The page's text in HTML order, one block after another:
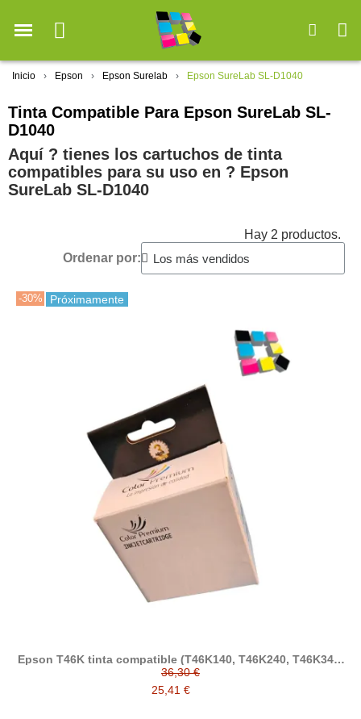
Inicio Epson Epson Surelab Epson SureLab SL-D1040
Tinta Compatible Para Epson SureLab SL-
D1040
Aquí ? tienes los cartuchos de tinta
compatibles para su uso en ?️ Epson
SureLab SL-D1040
Hay 2 productos.
Ordenar por:
-30% Próximamente
Epson T46K tinta compatible (T46K140, T46K240, T46K340,
T46K440, T46K540, T46K640)
36,30 €
25,41 €